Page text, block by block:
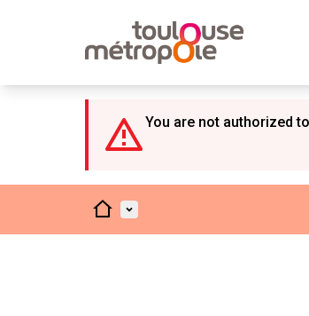
You are not authorized
AccueilMenu principal